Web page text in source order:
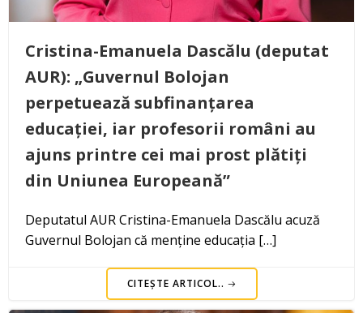
Cristina-Emanuela Dascălu (deputat
AUR): „Guvernul Bolojan
perpetuează subfinanțarea
educației, iar profesorii români au
ajuns printre cei mai prost plătiți
din Uniunea Europeană”
Deputatul AUR Cristina-Emanuela Dascălu acuză
Guvernul Bolojan că menține educația […]
CITEȘTE ARTICOL..